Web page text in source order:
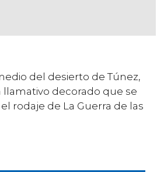
del desierto de Túnez,
llamativo decorado que se
rodaje de La Guerra de las